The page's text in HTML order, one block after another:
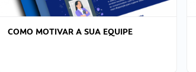
COMO MOTIVAR A SUA EQUIPE